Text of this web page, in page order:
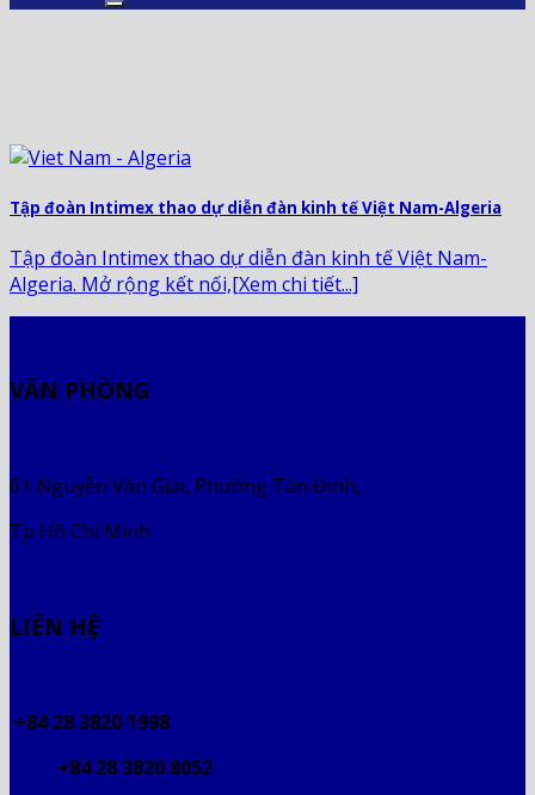
Tập đoàn Intimex thao dự diễn đàn kinh tế Việt Nam-Algeria
Tập đoàn Intimex thao dự diễn đàn kinh tế Việt Nam-
Algeria. Mở rộng kết nối,[Xem chi tiết...]
VĂN PHÒNG
61 Nguyễn Văn Giai, Phường Tân Định,
Tp Hồ Chí Minh
LIÊN HỆ
+84 28 3820 1998
+84 28 3820 8052